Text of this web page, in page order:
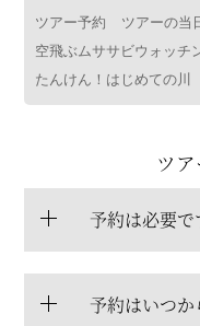
ツアー予約 ツアーの当
空飛ぶムササビウォッチ
たんけん！はじめての川
ツ
予約は必要で
予約はいつか